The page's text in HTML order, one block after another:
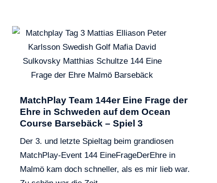
MatchPlay Team 144er Eine Frage der
Ehre in Schweden auf dem Ocean
Course Barsebäck – Spiel 3
Der 3. und letzte Spieltag beim grandiosen
MatchPlay-Event 144 EineFrageDerEhre in
Malmö kam doch schneller, als es mir lieb war.